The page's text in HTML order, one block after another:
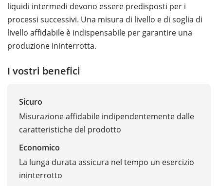
liquidi intermedi devono essere predisposti per i
processi successivi. Una misura di livello e di soglia di
livello affidabile è indispensabile per garantire una
produzione ininterrotta.
I vostri benefici
Sicuro
Misurazione affidabile indipendentemente dalle
caratteristiche del prodotto
Economico
La lunga durata assicura nel tempo un esercizio
ininterrotto